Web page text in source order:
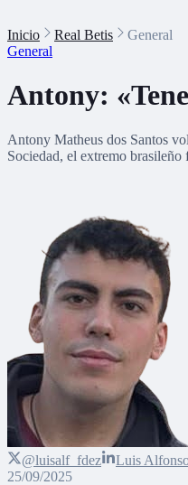
Inicio Real Betis
General
General
Antony:
Antony Matheus dos Santos
Sociedad, el extremo
@luisalf_fdez
Luis
25/09/2025